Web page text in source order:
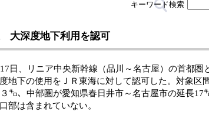
キーワード検索
大深度地下利用を認可
日、リニア中央新幹線（品川～名古屋）の首都圏
地下の使用をＪＲ東海に対して認可した。対象区
㌔、中部圏が愛知県春日井市～名古屋市の延長17
部は含まれていない。